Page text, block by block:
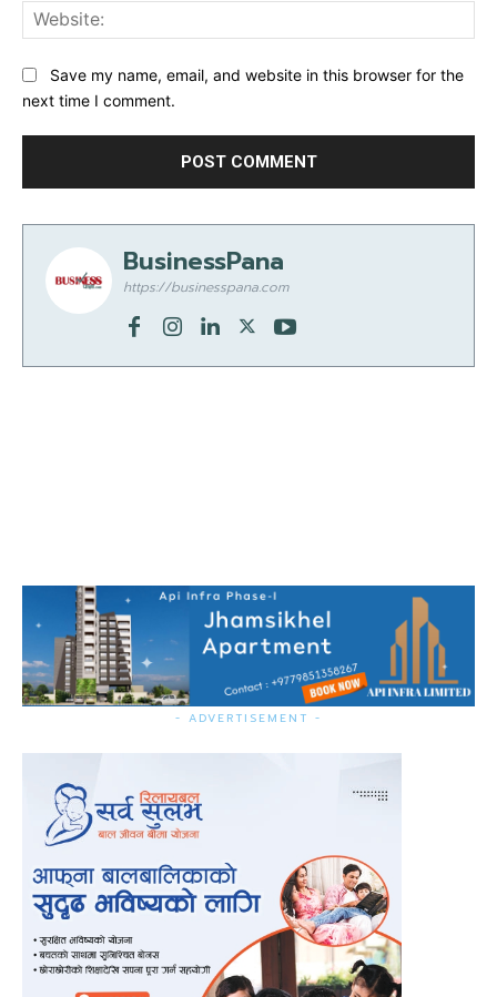
Save my name, email, and website in this browser for the
next time I comment.
BusinessPana
https://businesspana.com
- ADVERTISEMENT -